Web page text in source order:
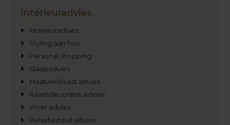
Interieuradvies
Interieuradvies
Styling aan huis
Personal shopping
Slaapadvies
Maatwerkkast advies
Raamdecoratie advies
Vloer advies
Relaxfauteuil advies